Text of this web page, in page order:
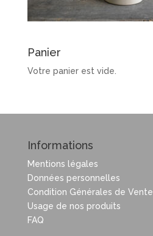
Panier
Votre panier est vide.
Informations
Mentions légales
Données personnelles
Condition Générales de Vente
Usage de nos produits
FAQ